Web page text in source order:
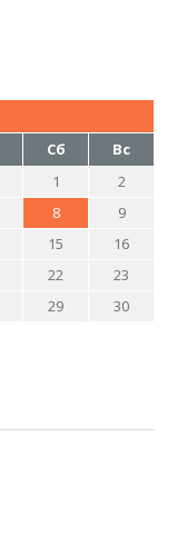
Сб
Вс
1
2
8
9
15
16
22
23
29
30